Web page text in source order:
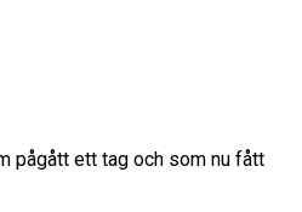
pågått ett tag och som nu fått